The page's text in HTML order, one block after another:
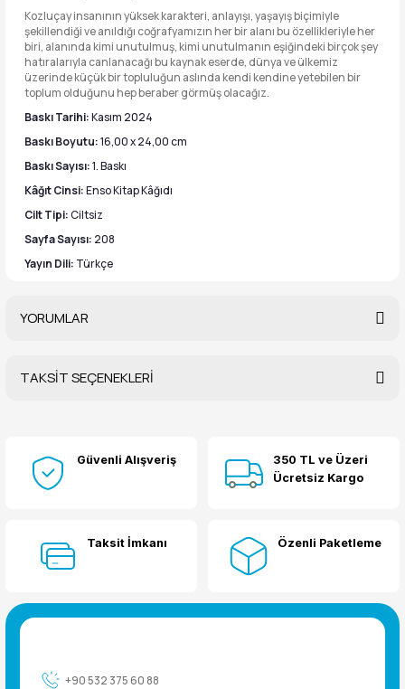
Kozluçay insanının yüksek karakteri, anlayışı, yaşayış biçimiyle
şekillendiği ve anıldığı coğrafyamızın her bir alanı bu özellikleriyle her
biri, alanında kimi unutulmuş, kimi unutulmanın eşiğindeki birçok şey
hatıralarıyla canlanacağı bu kaynak eserde, dünya ve ülkemiz
üzerinde küçük bir topluluğun aslında kendi kendine yetebilen bir
toplum olduğunu hep beraber görmüş olacağız.
Baskı Tarihi:Kasım 2024
Baskı Boyutu:16,00 x 24,00 cm
Baskı Sayısı:1. Baskı
Kâğıt Cinsi:Enso Kitap Kâğıdı
Cilt Tipi:Ciltsiz
Sayfa Sayısı: 208
Yayın Dili: Türkçe
YORUMLAR
Yorum Yaz
TAKSİT SEÇENEKLERİ
Güvenli Alışveriş
350 TL ve Üzeri
Ücretsiz Kargo
Taksit İmkanı Özenli Paketleme
+90 532 375 60 88